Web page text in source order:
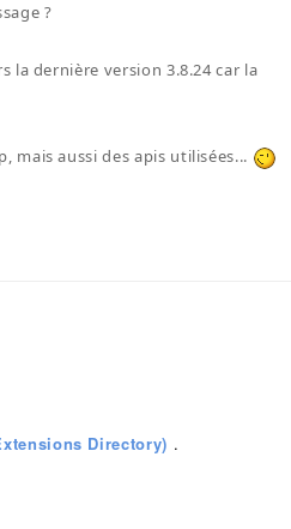
?
la dernière version 3.8.24 car la
mais aussi des apis utilisées...
Directory) .